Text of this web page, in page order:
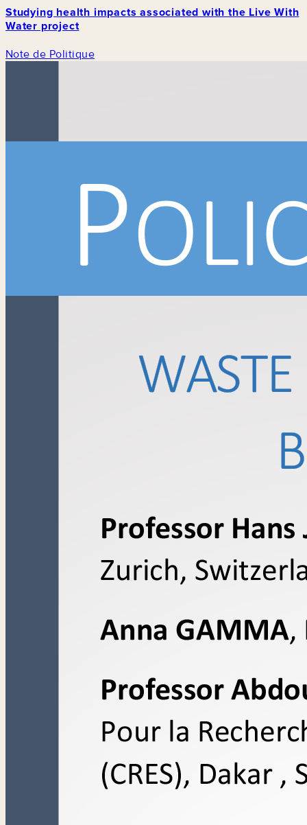
Studying health impacts associated with the Live With
Water project
Note de Politique